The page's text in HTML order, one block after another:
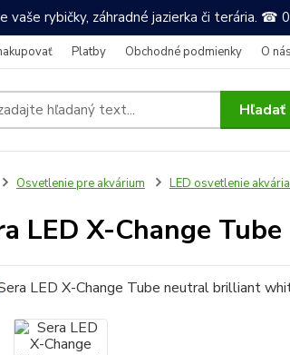
vaše rybičky, záhradné jazierka či terária. ☎
Platby Obchodné podmienky O nás
Hľadať
Osvetlenie pre akvárium LED osvetlenie akvária
LED X-Change